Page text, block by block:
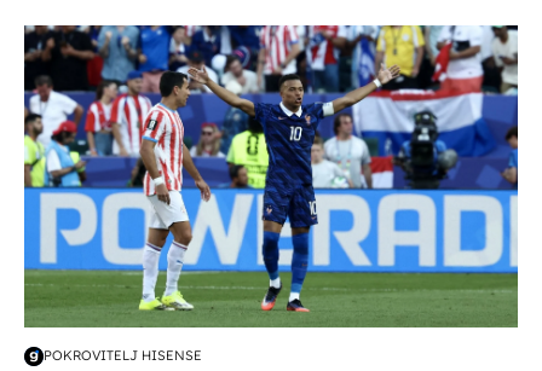
svjetsko prvenstvo 2026
POKROVITELJ HISENSE